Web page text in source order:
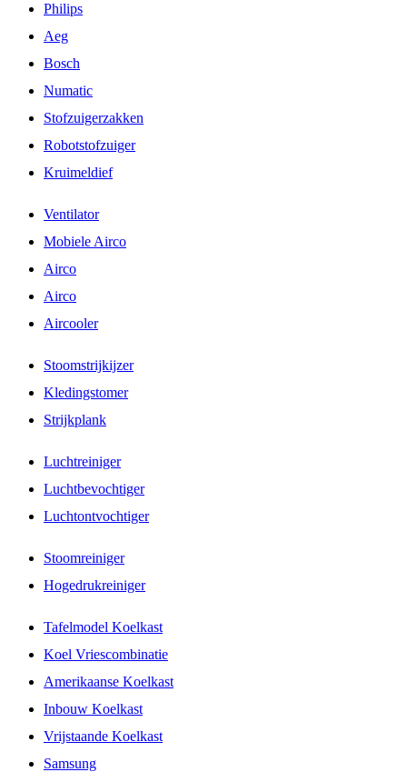
Philips
Aeg
Bosch
Numatic
Stofzuigerzakken
Robotstofzuiger
Kruimeldief
Ventilator
Mobiele Airco
Airco
Airco
Aircooler
Stoomstrijkijzer
Kledingstomer
Strijkplank
Luchtreiniger
Luchtbevochtiger
Luchtontvochtiger
Stoomreiniger
Hogedrukreiniger
Tafelmodel Koelkast
Koel Vriescombinatie
Amerikaanse Koelkast
Inbouw Koelkast
Vrijstaande Koelkast
Samsung